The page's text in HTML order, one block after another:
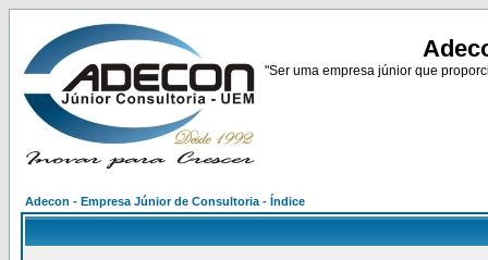
"Ser uma empresa júnior que
Adecon - Empresa Júnior de Consultoria - Índice